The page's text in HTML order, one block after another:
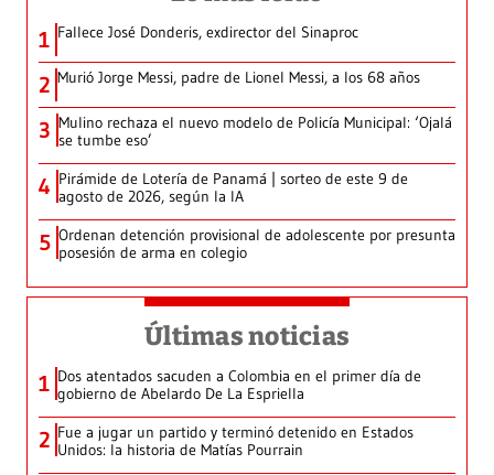
1 Fallece José Donderis, exdirector del Sinaproc
2 Murió Jorge Messi, padre de Lionel Messi, a los 68 años
3 Mulino rechaza el nuevo modelo de Policía Municipal: ‘Ojalá
se tumbe eso’
4 Pirámide de Lotería de Panamá | sorteo de este 9 de
agosto de 2026, según la IA
5 Ordenan detención provisional de adolescente por presunta
posesión de arma en colegio
Últimas noticias
1 Dos atentados sacuden a Colombia en el primer día de
gobierno de Abelardo De La Espriella
2 Fue a jugar un partido y terminó detenido en Estados
Unidos: la historia de Matías Pourrain